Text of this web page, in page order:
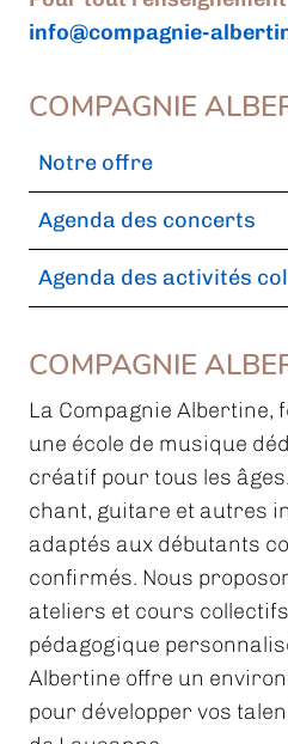
COMPAGNIE
COMPAGNIE
info@compagnie-
La Compagnie Albertine,
une école de musique
créatif pour tous les
chant, guitare et autres
adaptés aux débutants
confirmés. Nous
ateliers et cours
pédagogique
Albertine offre un
pour développer vos
Notre offre
Agenda des concerts
Agenda des activités